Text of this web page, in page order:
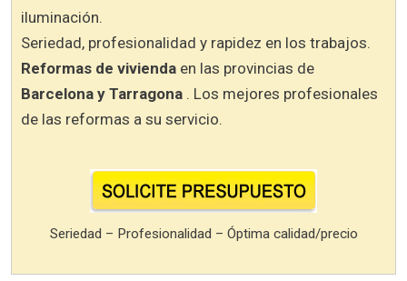
iluminación.
Seriedad, profesionalidad y rapidez en los trabajos.
Reformas de vivienda en las provincias de
Barcelona y Tarragona . Los mejores profesionales
de las reformas a su servicio.
Seriedad – Profesionalidad – Óptima calidad/precio